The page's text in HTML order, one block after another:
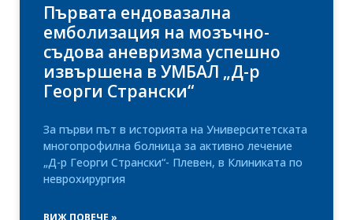
Първата ендовазална
емболизация на мозъчно-
съдова аневризма успешно
извършена в УМБАЛ „Д-р
Георги Странски“
За първи път в историята на Университетската
многопрофилна болница за активно лечение
„Д-р Георги Странски“- Плевен, в Клиниката по
неврохирургия
ВИЖ ПОВЕЧЕ »